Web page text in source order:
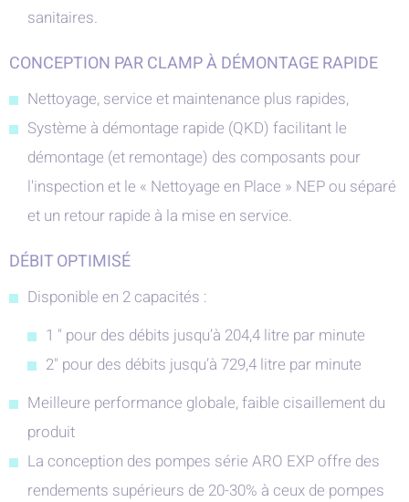
sanitaires.
CONCEPTION PAR CLAMP À DÉMONTAGE RAPIDE
Nettoyage, service et maintenance plus rapides,
Système à démontage rapide (QKD) facilitant le
démontage (et remontage) des composants pour
l'inspection et le « Nettoyage en Place » NEP ou séparé
et un retour rapide à la mise en service.
DÉBIT OPTIMISÉ
Disponible en 2 capacités :
1 " pour des débits jusqu’à 204,4 litre par minute
2" pour des débits jusqu’à 729,4 litre par minute
Meilleure performance globale, faible cisaillement du
produit
La conception des pompes série ARO EXP offre des
rendements supérieurs de 20-30% à ceux de pompes